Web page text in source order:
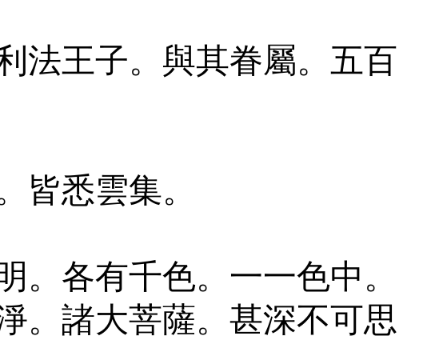
法王子。與其眷屬。五百
皆悉雲集。
。各有千色。一一色中。
。諸大菩薩。甚深不可思